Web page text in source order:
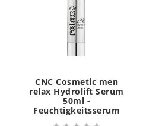
CNC Cosmetic men
relax Hydrolift Serum
50ml -
Feuchtigkeitsserum